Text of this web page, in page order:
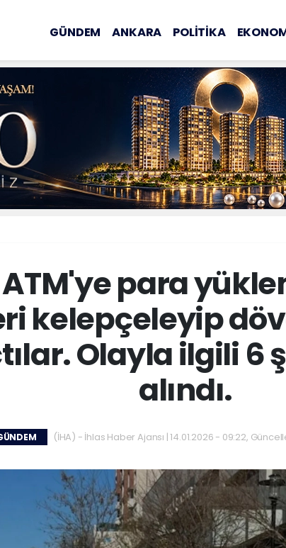
GÜNDEM ANKARA POLİTİKA
para
kelepçeleyip
Olayla ilgili 6
alındı.
(İHA) - İhlas Haber Ajansı | 14.01.2026 - 09:22,